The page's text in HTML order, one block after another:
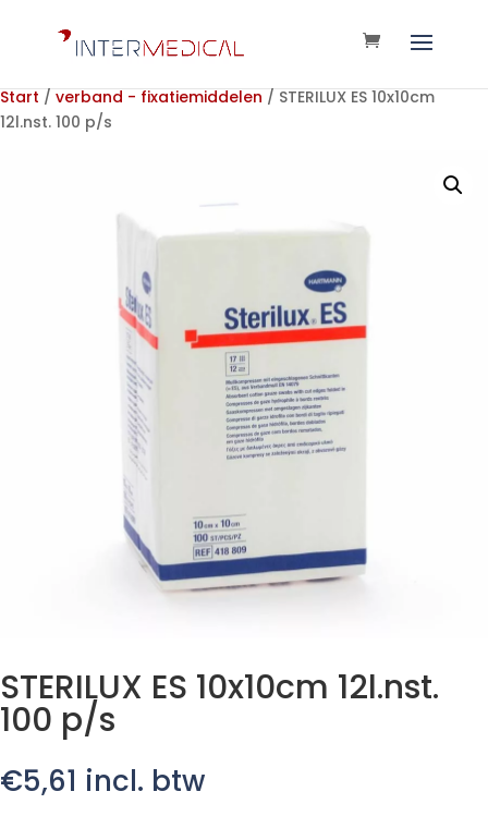
Start / verband - fixatiemiddelen / STERILUX ES 10x10cm
12l.nst. 100 p/s
STERILUX ES 10x10cm 12l.nst.
100 p/s
€5,61 incl. btw